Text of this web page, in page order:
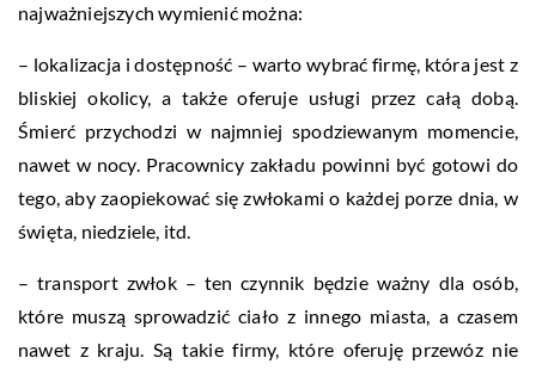
najważniejszych wymienić można:
– lokalizacja i dostępność – warto wybrać firmę, która jest z
bliskiej okolicy, a także oferuje usługi przez całą dobą.
Śmierć przychodzi w najmniej spodziewanym momencie,
nawet w nocy. Pracownicy zakładu powinni być gotowi do
tego, aby zaopiekować się zwłokami o każdej porze dnia, w
święta, niedziele, itd.
– transport zwłok – ten czynnik będzie ważny dla osób,
które muszą sprowadzić ciało z innego miasta, a czasem
nawet z kraju. Są takie firmy, które oferuję przewóz nie